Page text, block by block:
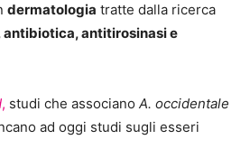
dermatologia tratte dalla ricerca
antitirosinasi e
, studi che associano A. occidentale
ad oggi studi sugli esseri